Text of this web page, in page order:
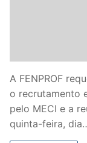
Contactos
A FENPROF
o recrutamento
pelo MECI e a
quinta-feira,